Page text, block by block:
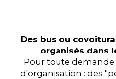
Des bus ou
organisés dans
Pour toute
d'organisation : des